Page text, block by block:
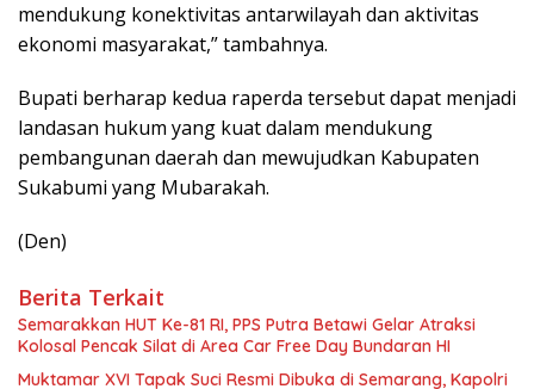
mendukung konektivitas antarwilayah dan aktivitas
ekonomi masyarakat,” tambahnya.
Bupati berharap kedua raperda tersebut dapat menjadi
landasan hukum yang kuat dalam mendukung
pembangunan daerah dan mewujudkan Kabupaten
Sukabumi yang Mubarakah.
(Den)
Berita Terkait
Semarakkan HUT Ke-81 RI, PPS Putra Betawi Gelar Atraksi
Kolosal Pencak Silat di Area Car Free Day Bundaran HI
Muktamar XVI Tapak Suci Resmi Dibuka di Semarang, Kapolri